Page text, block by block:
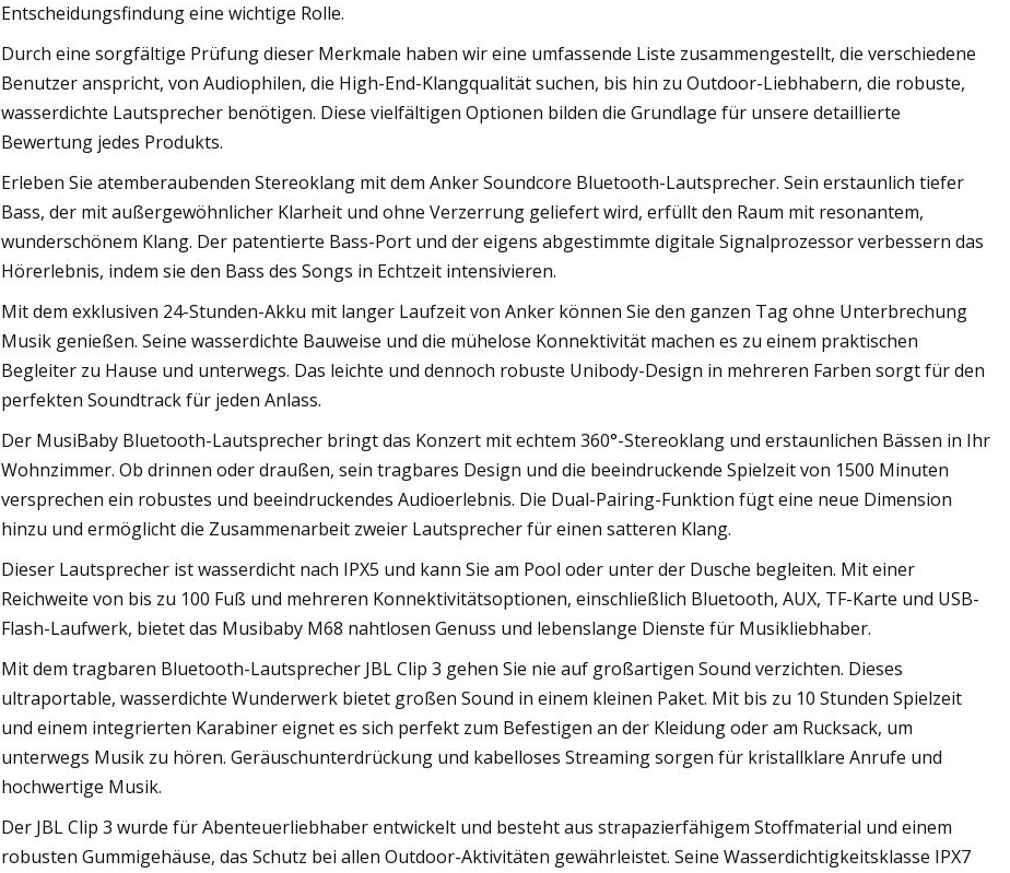
Entscheidungsfindung eine wichtige Rolle.
Durch eine sorgfältige Prüfung dieser Merkmale haben wir eine umfassende Liste zusammengestellt, die verschiedene
Benutzer anspricht, von Audiophilen, die High-End-Klangqualität suchen, bis hin zu Outdoor-Liebhabern, die robuste,
wasserdichte Lautsprecher benötigen. Diese vielfältigen Optionen bilden die Grundlage für unsere detaillierte
Bewertung jedes Produkts.
Erleben Sie atemberaubenden Stereoklang mit dem Anker Soundcore Bluetooth-Lautsprecher. Sein erstaunlich tiefer
Bass, der mit außergewöhnlicher Klarheit und ohne Verzerrung geliefert wird, erfüllt den Raum mit resonantem,
wunderschönem Klang. Der patentierte Bass-Port und der eigens abgestimmte digitale Signalprozessor verbessern das
Hörerlebnis, indem sie den Bass des Songs in Echtzeit intensivieren.
Mit dem exklusiven 24-Stunden-Akku mit langer Laufzeit von Anker können Sie den ganzen Tag ohne Unterbrechung
Musik genießen. Seine wasserdichte Bauweise und die mühelose Konnektivität machen es zu einem praktischen
Begleiter zu Hause und unterwegs. Das leichte und dennoch robuste Unibody-Design in mehreren Farben sorgt für den
perfekten Soundtrack für jeden Anlass.
Der MusiBaby Bluetooth-Lautsprecher bringt das Konzert mit echtem 360°-Stereoklang und erstaunlichen Bässen in Ihr
Wohnzimmer. Ob drinnen oder draußen, sein tragbares Design und die beeindruckende Spielzeit von 1500 Minuten
versprechen ein robustes und beeindruckendes Audioerlebnis. Die Dual-Pairing-Funktion fügt eine neue Dimension
hinzu und ermöglicht die Zusammenarbeit zweier Lautsprecher für einen satteren Klang.
Dieser Lautsprecher ist wasserdicht nach IPX5 und kann Sie am Pool oder unter der Dusche begleiten. Mit einer
Reichweite von bis zu 100 Fuß und mehreren Konnektivitätsoptionen, einschließlich Bluetooth, AUX, TF-Karte und USB-
Flash-Laufwerk, bietet das Musibaby M68 nahtlosen Genuss und lebenslange Dienste für Musikliebhaber.
Mit dem tragbaren Bluetooth-Lautsprecher JBL Clip 3 gehen Sie nie auf großartigen Sound verzichten. Dieses
ultraportable, wasserdichte Wunderwerk bietet großen Sound in einem kleinen Paket. Mit bis zu 10 Stunden Spielzeit
und einem integrierten Karabiner eignet es sich perfekt zum Befestigen an der Kleidung oder am Rucksack, um
unterwegs Musik zu hören. Geräuschunterdrückung und kabelloses Streaming sorgen für kristallklare Anrufe und
hochwertige Musik.
Der JBL Clip 3 wurde für Abenteuerliebhaber entwickelt und besteht aus strapazierfähigem Stoffmaterial und einem
robusten Gummigehäuse, das Schutz bei allen Outdoor-Aktivitäten gewährleistet. Seine Wasserdichtigkeitsklasse IPX7